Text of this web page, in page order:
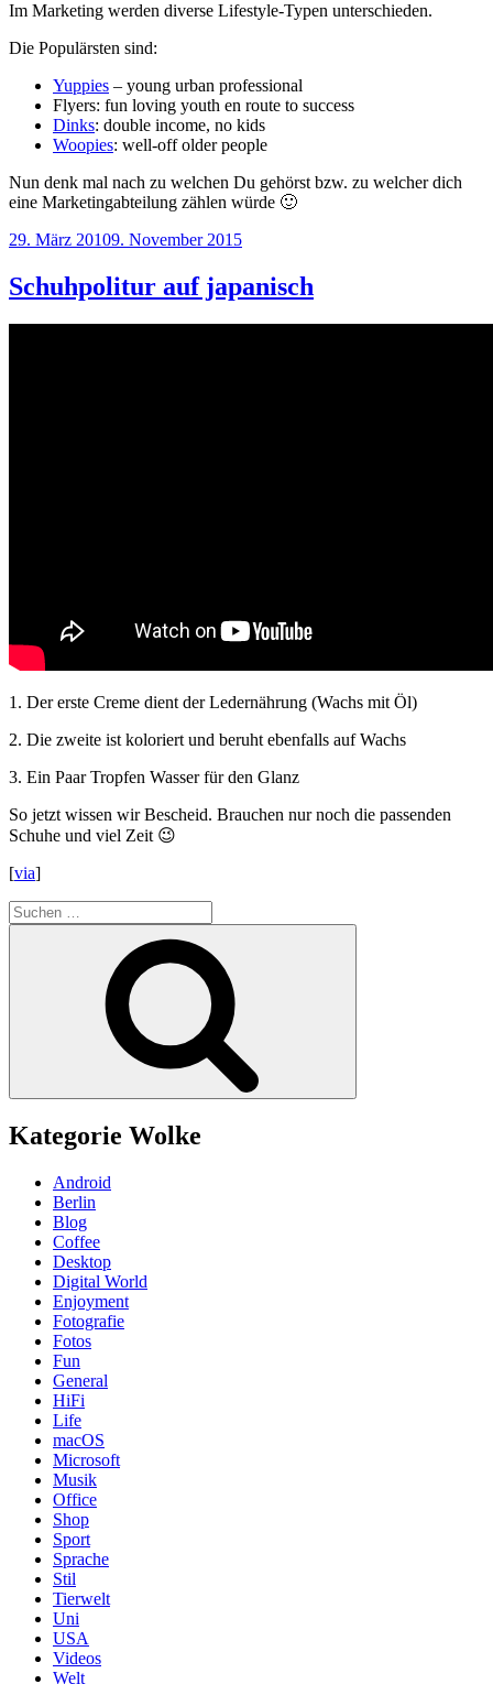
Berg“
Im Marketing werden diverse Lifestyle-Typen unterschieden.
Die Populärsten sind:
Yuppies – young urban professional
Flyers: fun loving youth en route to success
Dinks: double income, no kids
Woopies: well-off older people
Nun denk mal nach zu welchen Du gehörst bzw. zu welcher dich
eine Marketingabteilung zählen würde 🙂
Veröffentlicht
29. März 20109. November 2015
Schuhpolitur auf japanisch
1. Der erste Creme dient der Ledernährung (Wachs mit Öl)
2. Die zweite ist koloriert und beruht ebenfalls auf Wachs
3. Ein Paar Tropfen Wasser für den Glanz
So jetzt wissen wir Bescheid. Brauchen nur noch die passenden
Schuhe und viel Zeit 😉
[via]
Suchen
nach:
Kategorie Wolke
Android
Berlin
Blog
Coffee
Desktop
Digital World
Enjoyment
Fotografie
Fotos
Fun
General
HiFi
Life
macOS
Microsoft
Musik
Office
Shop
Sport
Sprache
Stil
Tierwelt
Uni
USA
Videos
Welt